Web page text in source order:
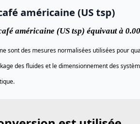
américaine (US tsp)
américaine (US tsp) équivaut à
sont des mesures normalisées utilisées pour
des fluides et le dimensionnement des